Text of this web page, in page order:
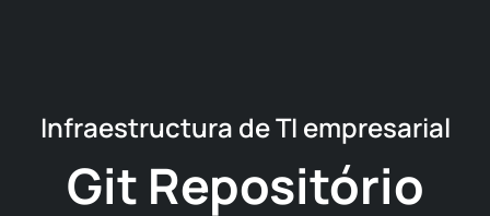
Infraestructura de TI empresarial
Git Repositório